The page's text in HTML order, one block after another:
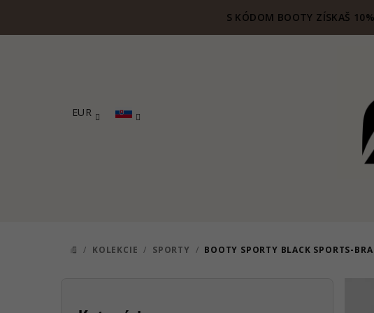
S KÓDOM BOOTY ZÍSKAŠ
EUR
DOMOV
/ KOLEKCIE / SPORTY / BOOTY SPORTY BLACK SPORTS-BRA